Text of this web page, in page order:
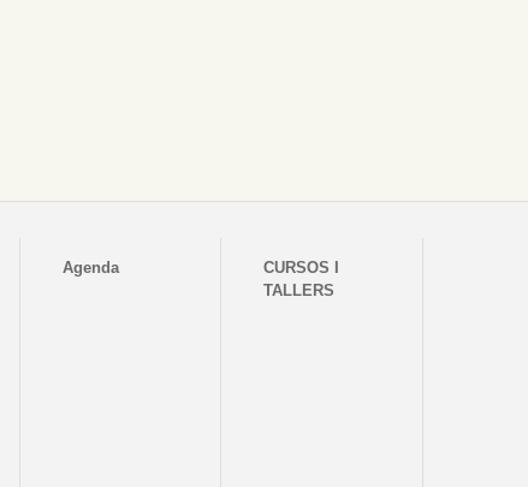
Agenda
CURSOS I
TALLERS